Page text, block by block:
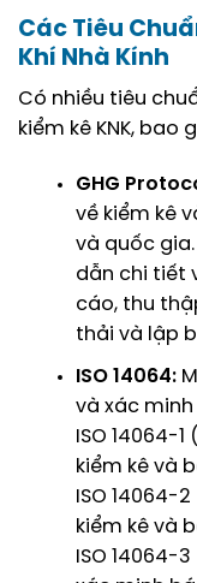
Các Tiêu
Khí Nhà Kính
Có nhiều tiêu
kiểm kê KNK, bao
GHG
về kiểm kê
và quốc
dẫn chi tiết
cáo, thu
thải và lập
ISO 14064:
và xác minh
ISO 14064-
kiểm kê và
ISO 14064-
kiểm kê và
ISO 14064-